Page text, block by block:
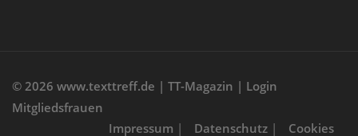
© 2026 www.texttreff.de | TT-Magazin | Login
Mitgliedsfrauen
Impressum | Datenschutz | Cookies